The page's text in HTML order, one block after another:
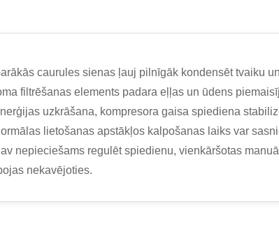
caurules sienas ļauj pilnīgāk kondensēt tvaiku
filtrēšanas elements padara eļļas un ūdens
uzkrāšana, kompresora gaisa spiediena
lietošanas apstākļos kalpošanas laiks var
nepieciešams regulēt spiedienu, vienkāršotas
nekavējoties.